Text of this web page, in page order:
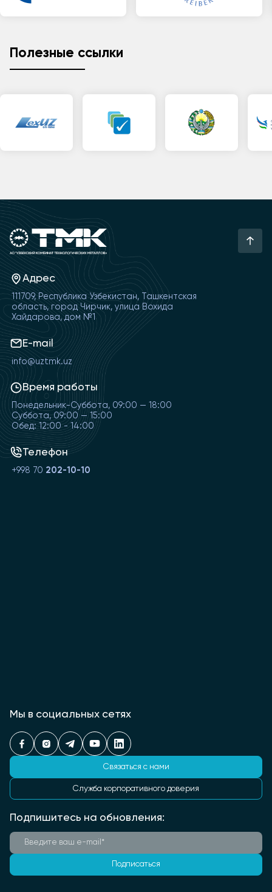
Полезные ссылки
Адрес
111709, Республика Узбекистан, Ташкентская
область, город Чирчик, улица Вохида
Хайдарова, дом №1
E-mail
info@uztmk.uz
Время работы
Понедельник-Суббота, 09:00 — 18:00
Суббота, 09:00 — 15:00
Обед: 12:00 - 14:00
Телефон
+998 70 202-10-10
Мы в социальных сетях
Связаться с нами
Служба корпоративного доверия
Подпишитесь на обновления:
Подписаться